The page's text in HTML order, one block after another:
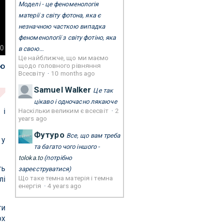
Моделі - це феноменологія
матерії з світу фотона, яка є
незначною часткою випадка
феноменології з світу фотіно, яка
в свою...
Це найближче, що ми маємо
щодо головного рівняння
Всесвіту · 10 months ago
Samuel Walker Це так
цікаво і одночасно лякаюче
Наскільки великим є всесвіт · 2
years ago
Футуро Все, що вам треба
та багато чого іншого -
toloka.to(потрібно
зареєструватися)
Що таке темна матерія і темна
енергія ·4 years ago